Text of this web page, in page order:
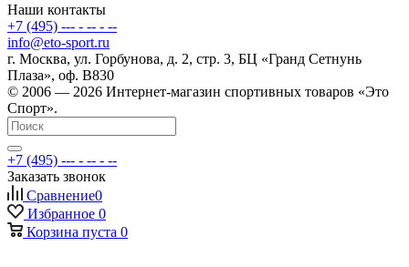
Наши контакты
+7 (495) --- - -- - --
info@eto-sport.ru
г. Москва, ул. Горбунова, д. 2, стр. 3, БЦ «Гранд Сетнунь
Плаза», оф. В830
© 2006 — 2026 Интернет-магазин спортивных товаров «Это
Спорт».
+7 (495) --- - -- - --
Заказать звонок
Сравнение0
Избранное 0
Корзина пуста 0